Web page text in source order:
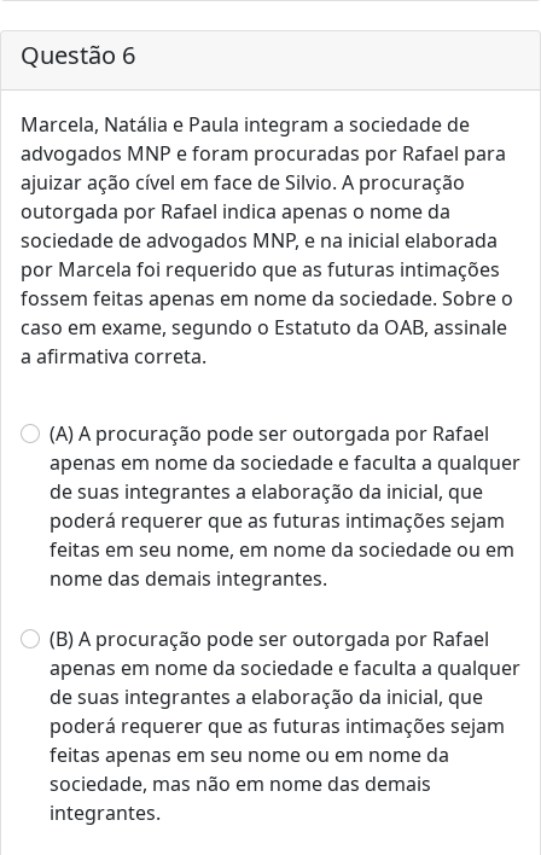
Questão 6
Marcela, Natália e Paula integram a sociedade de
advogados MNP e foram procuradas por Rafael para
ajuizar ação cível em face de Silvio. A procuração
outorgada por Rafael indica apenas o nome da
sociedade de advogados MNP, e na inicial elaborada
por Marcela foi requerido que as futuras intimações
fossem feitas apenas em nome da sociedade. Sobre o
caso em exame, segundo o Estatuto da OAB, assinale
a afirmativa correta.
(A) A procuração pode ser outorgada por Rafael
apenas em nome da sociedade e faculta a qualquer
de suas integrantes a elaboração da inicial, que
poderá requerer que as futuras intimações sejam
feitas em seu nome, em nome da sociedade ou em
nome das demais integrantes.
(B) A procuração pode ser outorgada por Rafael
apenas em nome da sociedade e faculta a qualquer
de suas integrantes a elaboração da inicial, que
poderá requerer que as futuras intimações sejam
feitas apenas em seu nome ou em nome da
sociedade, mas não em nome das demais
integrantes.